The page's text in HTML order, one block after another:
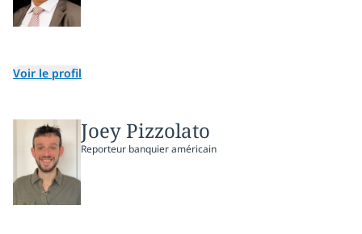
Voir le profil
Joey Pizzolato
Reporteur banquier américain